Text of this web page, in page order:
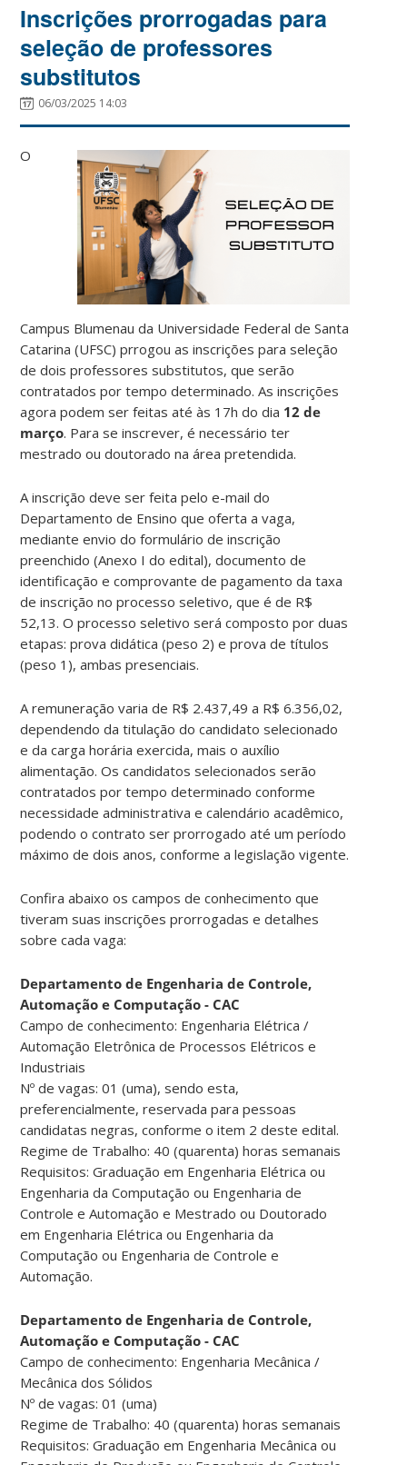
Inscrições prorrogadas para
seleção de professores
substitutos
06/03/2025 14:03
O
Campus Blumenau da Universidade Federal de Santa
Catarina (UFSC) prrogou as inscrições para seleção
de dois professores substitutos, que serão
contratados por tempo determinado. As inscrições
agora podem ser feitas até às 17h do dia 12 de
março. Para se inscrever, é necessário ter
mestrado ou doutorado na área pretendida.
A inscrição deve ser feita pelo e-mail do
Departamento de Ensino que oferta a vaga,
mediante envio do formulário de inscrição
preenchido (Anexo I do edital), documento de
identificação e comprovante de pagamento da taxa
de inscrição no processo seletivo, que é de R$
52,13. O processo seletivo será composto por duas
etapas: prova didática (peso 2) e prova de títulos
(peso 1), ambas presenciais.
A remuneração varia de R$ 2.437,49 a R$ 6.356,02,
dependendo da titulação do candidato selecionado
e da carga horária exercida, mais o auxílio
alimentação. Os candidatos selecionados serão
contratados por tempo determinado conforme
necessidade administrativa e calendário acadêmico,
podendo o contrato ser prorrogado até um período
máximo de dois anos, conforme a legislação vigente.
Confira abaixo os campos de conhecimento que
tiveram suas inscrições prorrogadas e detalhes
sobre cada vaga:
Departamento de Engenharia de Controle,
Automação e Computação - CAC
Campo de conhecimento: Engenharia Elétrica /
Automação Eletrônica de Processos Elétricos e
Industriais
Nº de vagas: 01 (uma), sendo esta,
preferencialmente, reservada para pessoas
candidatas negras, conforme o item 2 deste edital.
Regime de Trabalho: 40 (quarenta) horas semanais
Requisitos: Graduação em Engenharia Elétrica ou
Engenharia da Computação ou Engenharia de
Controle e Automação e Mestrado ou Doutorado
em Engenharia Elétrica ou Engenharia da
Computação ou Engenharia de Controle e
Automação.
Departamento de Engenharia de Controle,
Automação e Computação - CAC
Campo de conhecimento: Engenharia Mecânica /
Mecânica dos Sólidos
Nº de vagas: 01 (uma)
Regime de Trabalho: 40 (quarenta) horas semanais
Requisitos: Graduação em Engenharia Mecânica ou